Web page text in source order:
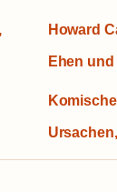
Howard
Ehen